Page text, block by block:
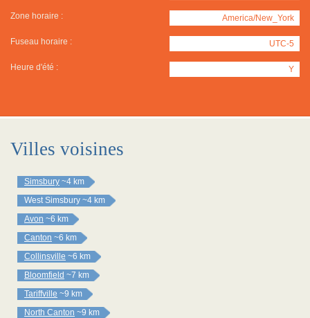
Zone horaire : America/New_York
Fuseau horaire : UTC-5
Heure d'été : Y
Villes voisines
Simsbury ~4 km
West Simsbury ~4 km
Avon ~6 km
Canton ~6 km
Collinsville ~6 km
Bloomfield ~7 km
Tariffville ~9 km
North Canton ~9 km